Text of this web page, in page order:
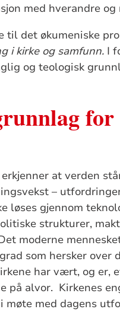
med hverandre og
til det økumeniske
i kirke og samfunn. I
og teologisk
erkjenner at verden
–
løses gjennom
strukturer,
moderne
som hersker
har vært, og er,
på alvor. Kirkenes
møte med dagens